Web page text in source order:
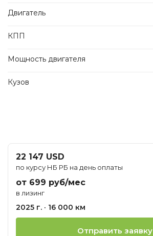
Двигатель
КПП
Мощность двигателя
Кузов
22 147 USD
по курсу НБ РБ на день оплаты
от 699 руб/мес
в лизинг
2025 г. · 16 000 км
Отправить заявку